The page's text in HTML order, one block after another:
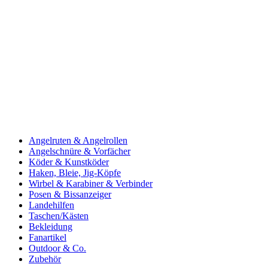
Angelruten & Angelrollen
Angelschnüre & Vorfächer
Köder & Kunstköder
Haken, Bleie, Jig-Köpfe
Wirbel & Karabiner & Verbinder
Posen & Bissanzeiger
Landehilfen
Taschen/Kästen
Bekleidung
Fanartikel
Outdoor & Co.
Zubehör